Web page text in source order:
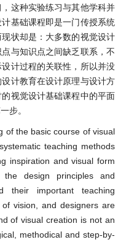
这种实验练习与其他学科并
基础课程即是一门传授系统
状却是：大多数的视觉设计
与知识点之间缺乏联系，不
计过程的关联性，所以并没
计教育在设计原理与设计方
视觉设计基础课程中的平面
步。
of the basic course of visual
teaching methods
inspiration and visual form
the design principles and
their important teaching
vision, and designers are
of visual creation is not an
methodical and step-by-